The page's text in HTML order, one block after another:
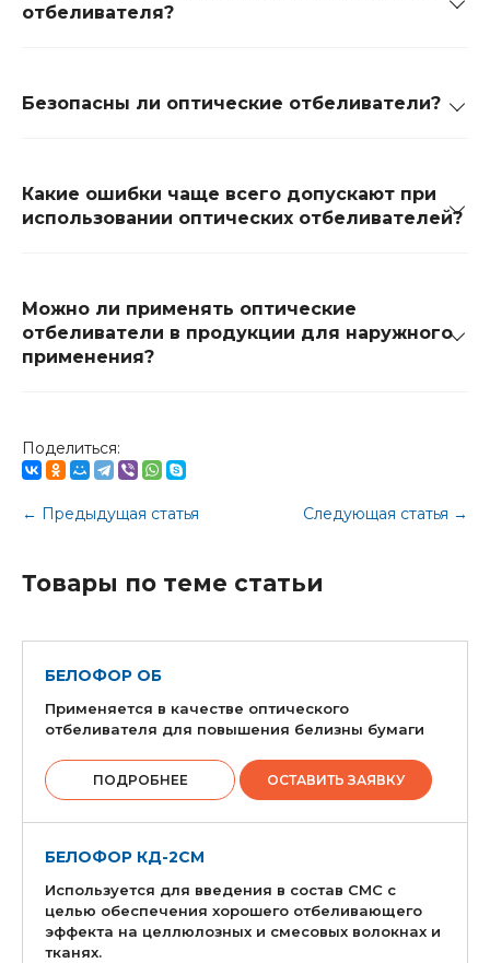
отбеливателя?
Безопасны ли оптические отбеливатели?
Какие ошибки чаще всего допускают при
использовании оптических отбеливателей?
Можно ли применять оптические
отбеливатели в продукции для наружного
применения?
Поделиться:
← Предыдущая статья Следующая статья →
Товары по теме статьи
БЕЛОФОР ОБ
Применяется в качестве оптического
отбеливателя для повышения белизны бумаги
ПОДРОБНЕЕ ОСТАВИТЬ ЗАЯВКУ
БЕЛОФОР КД-2СМ
Используется для введения в состав СМС с
целью обеспечения хорошего отбеливающего
эффекта на целлюлозных и смесовых волокнах и
тканях.